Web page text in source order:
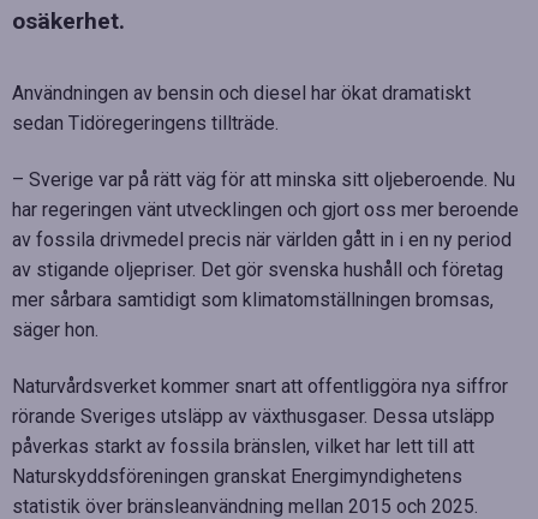
osäkerhet.
Användningen av bensin och diesel har ökat dramatiskt
sedan Tidöregeringens tillträde.
– Sverige var på rätt väg för att minska sitt oljeberoende. Nu
har regeringen vänt utvecklingen och gjort oss mer beroende
av fossila drivmedel precis när världen gått in i en ny period
av stigande oljepriser. Det gör svenska hushåll och företag
mer sårbara samtidigt som klimatomställningen bromsas,
säger hon.
Naturvårdsverket kommer snart att offentliggöra nya siffror
rörande Sveriges utsläpp av växthusgaser. Dessa utsläpp
påverkas starkt av fossila bränslen, vilket har lett till att
Naturskyddsföreningen granskat Energimyndighetens
statistik över bränsleanvändning mellan 2015 och 2025.